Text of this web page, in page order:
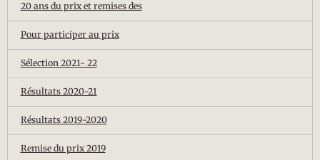
20 ans du prix et remises des
Pour participer au prix
Sélection 2021- 22
Résultats 2020-21
Résultats 2019-2020
Remise du prix 2019